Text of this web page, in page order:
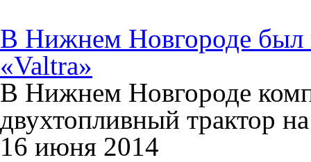
В Нижнем Новгороде был
«Valtra»
В Нижнем Новгороде
двухтопливный трактор
16 июня 2014